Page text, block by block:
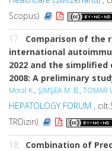
Scopus)
17. Comparison of the
international
2022 and the
2008: A preliminary
Moral K., ŞİMŞEK M. B., TOMAR
HEPATOLOGY FORUM ,
TRDizin)
18. Combination of